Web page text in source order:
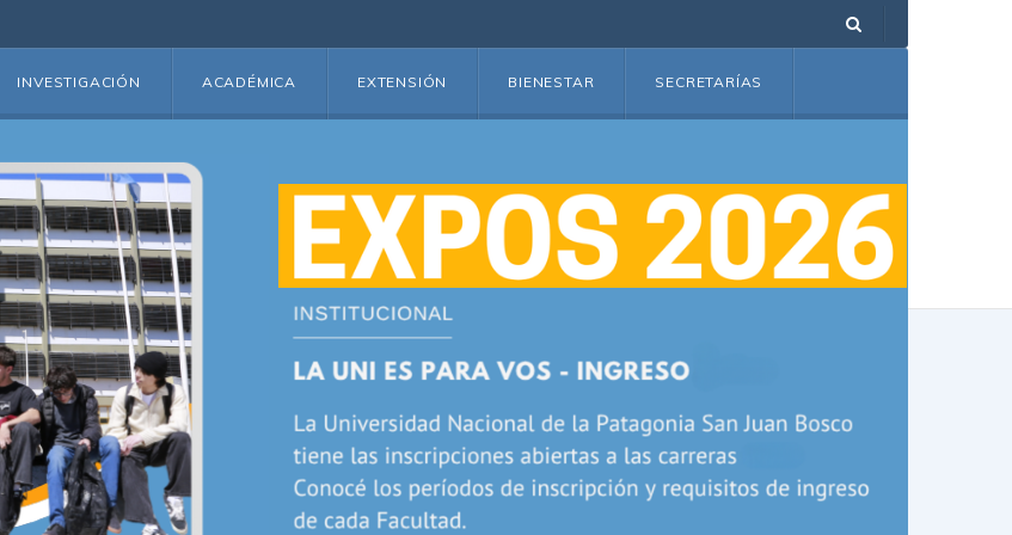
INVESTIGACIÓN ACADÉMICA EXTENSIÓN BIENESTAR SECRETARÍAS